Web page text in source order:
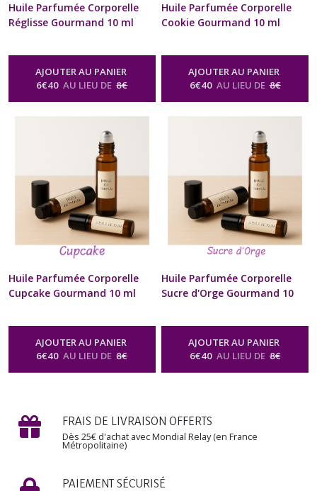
Huile Parfumée Corporelle
Réglisse Gourmand 10 ml
Artisanal Pour Cou et
Poignets Cadeau Beauté bien
être Homme Femme St-
Naturelle Senteur Gourmande
AJOUTER AU PANIER
6€40 AU LIEU DE 8€
Huile Parfumée Corporelle
Cookie Gourmand 10 ml
Artisanal Pour Cou et
Poignets Cadeau Beauté bien
être Homme Femme St-
Naturelle Senteur Gourmande
AJOUTER AU PANIER
6€40 AU LIEU DE 8€
Huile Parfumée Corporelle
Cupcake Gourmand 10 ml
Artisanal Pour Cou et
Poignets Cadeau Beauté bien
être Homme Femme St-
AJOUTER AU PANIER
6€40 AU LIEU DE 8€
Huile Parfumée Corporelle
Sucre d'Orge Gourmand 10
Artisanal Pour Cou et
Poignets Cadeau Beauté bien
être Homme Femme St-
AJOUTER AU PANIER
6€40 AU LIEU DE 8€
FRAIS DE LIVRAISON OFFERTS
Dès 25€ d'achat avec Mondial Relay (en France
Métropolitaine)
PAIEMENT SÉCURISÉ